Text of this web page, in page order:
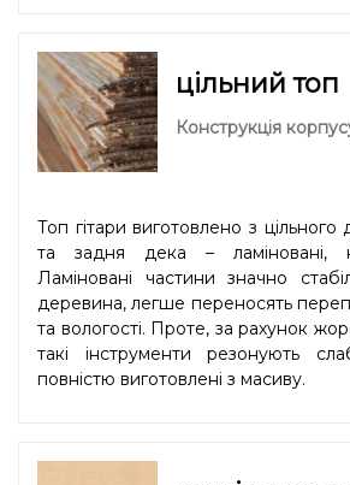
цільний топ
Конструкція
Топ гітари виготовлено з
та задня дека – ламіновані,
Ламіновані частини значно
деревина, легше переносять
та вологості. Проте, за рахунок
такі інструменти резонують
повністю виготовлені з масиву.